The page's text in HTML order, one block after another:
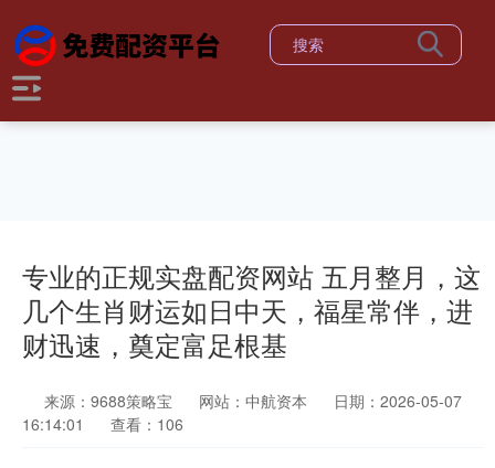
专业的正规实盘配资网站 五月整月，这
几个生肖财运如日中天，福星常伴，进
财迅速，奠定富足根基
来源：9688策略宝 网站：中航资本
日期：2026-05-07
16:14:01
查看：106